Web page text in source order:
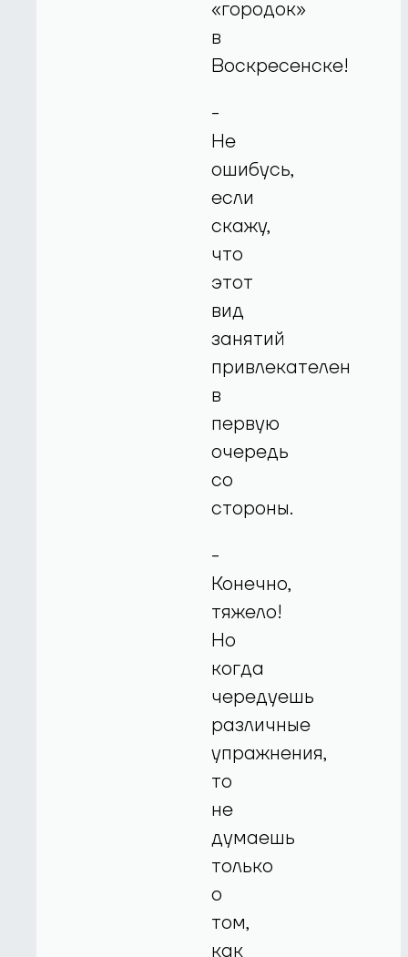
«городок»
в
Воскресенске!
-
Не
ошибусь,
если
скажу,
что
этот
вид
занятий
привлекателен
в
первую
очередь
со
стороны.
-
Конечно,
тяжело!
Но
когда
чередуешь
различные
упражнения,
то
не
думаешь
только
о
том,
как